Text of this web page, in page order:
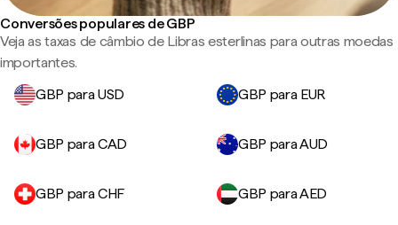
Conversões populares de GBP
Veja as taxas de câmbio de Libras esterlinas para outras moedas
importantes.
GBP para USD
GBP para EUR
GBP para CAD GBP para AUD
GBP para CHF GBP para AED